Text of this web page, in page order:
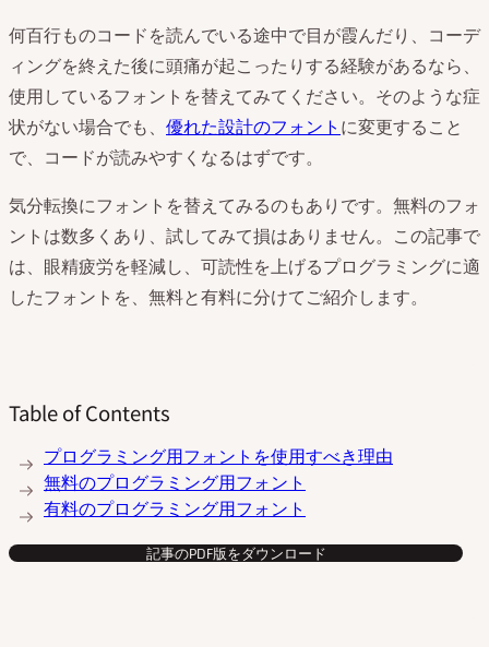
何百行ものコードを読んでいる途中で目が霞んだり、コーデ
ィングを終えた後に頭痛が起こったりする経験があるなら、
使用しているフォントを替えてみてください。そのような症
状がない場合でも、 優れた設計のフォント に変更すること
で、コードが読みやすくなるはずです。
気分転換にフォントを替えてみるのもありです。無料のフォ
ントは数多くあり、試してみて損はありません。この記事で
は、眼精疲労を軽減し、可読性を上げるプログラミングに適
したフォントを、無料と有料に分けてご紹介します。
Table of Contents
プログラミング用フォントを使用すべき理由
無料のプログラミング用フォント
有料のプログラミング用フォント
記事のPDF版をダウンロード